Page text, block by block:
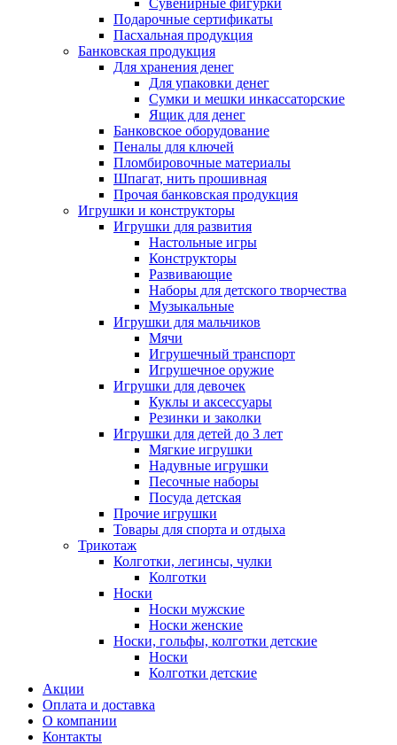
Сувенирные фигурки
Подарочные сертификаты
Пасхальная продукция
Банковская продукция
Для хранения денег
Для упаковки денег
Сумки и мешки инкассаторские
Ящик для денег
Банковское оборудование
Пеналы для ключей
Пломбировочные материалы
Шпагат, нить прошивная
Прочая банковская продукция
Игрушки и конструкторы
Игрушки для развития
Настольные игры
Конструкторы
Развивающие
Наборы для детского творчества
Музыкальные
Игрушки для мальчиков
Мячи
Игрушечный транспорт
Игрушечное оружие
Игрушки для девочек
Куклы и аксессуары
Резинки и заколки
Игрушки для детей до 3 лет
Мягкие игрушки
Надувные игрушки
Песочные наборы
Посуда детская
Прочие игрушки
Товары для спорта и отдыха
Трикотаж
Колготки, легинсы, чулки
Колготки
Носки
Носки мужские
Носки женские
Носки, гольфы, колготки детские
Носки
Колготки детские
Акции
Оплата и доставка
О компании
Контакты